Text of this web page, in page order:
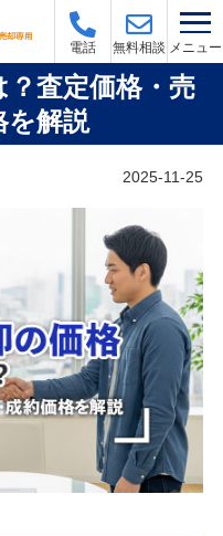
電話 無料相談 メニュー
査定価格・売
を解説
2025-11-25